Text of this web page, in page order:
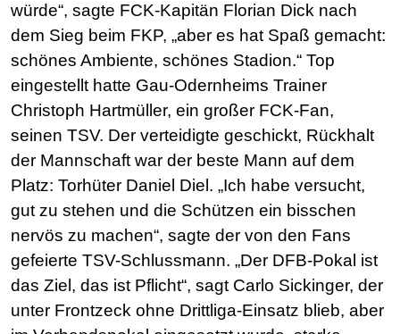
würde“, sagte FCK-Kapitän Florian Dick nach
dem Sieg beim FKP, „aber es hat Spaß gemacht:
schönes Ambiente, schönes Stadion.“ Top
eingestellt hatte Gau-Odernheims Trainer
Christoph Hartmüller, ein großer FCK-Fan,
seinen TSV. Der verteidigte geschickt, Rückhalt
der Mannschaft war der beste Mann auf dem
Platz: Torhüter Daniel Diel. „Ich habe versucht,
gut zu stehen und die Schützen ein bisschen
nervös zu machen“, sagte der von den Fans
gefeierte TSV-Schlussmann. „Der DFB-Pokal ist
das Ziel, das ist Pflicht“, sagt Carlo Sickinger, der
unter Frontzeck ohne Drittliga-Einsatz blieb, aber